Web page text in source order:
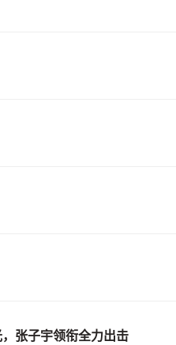
张子宇领衔全力出击